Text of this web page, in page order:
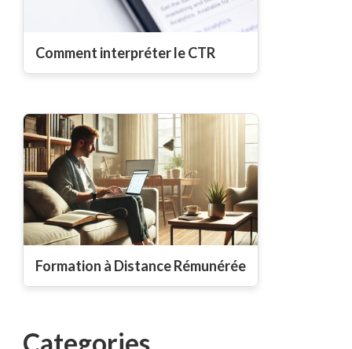
Comment interpréter le CTR
Formation à Distance Rémunérée